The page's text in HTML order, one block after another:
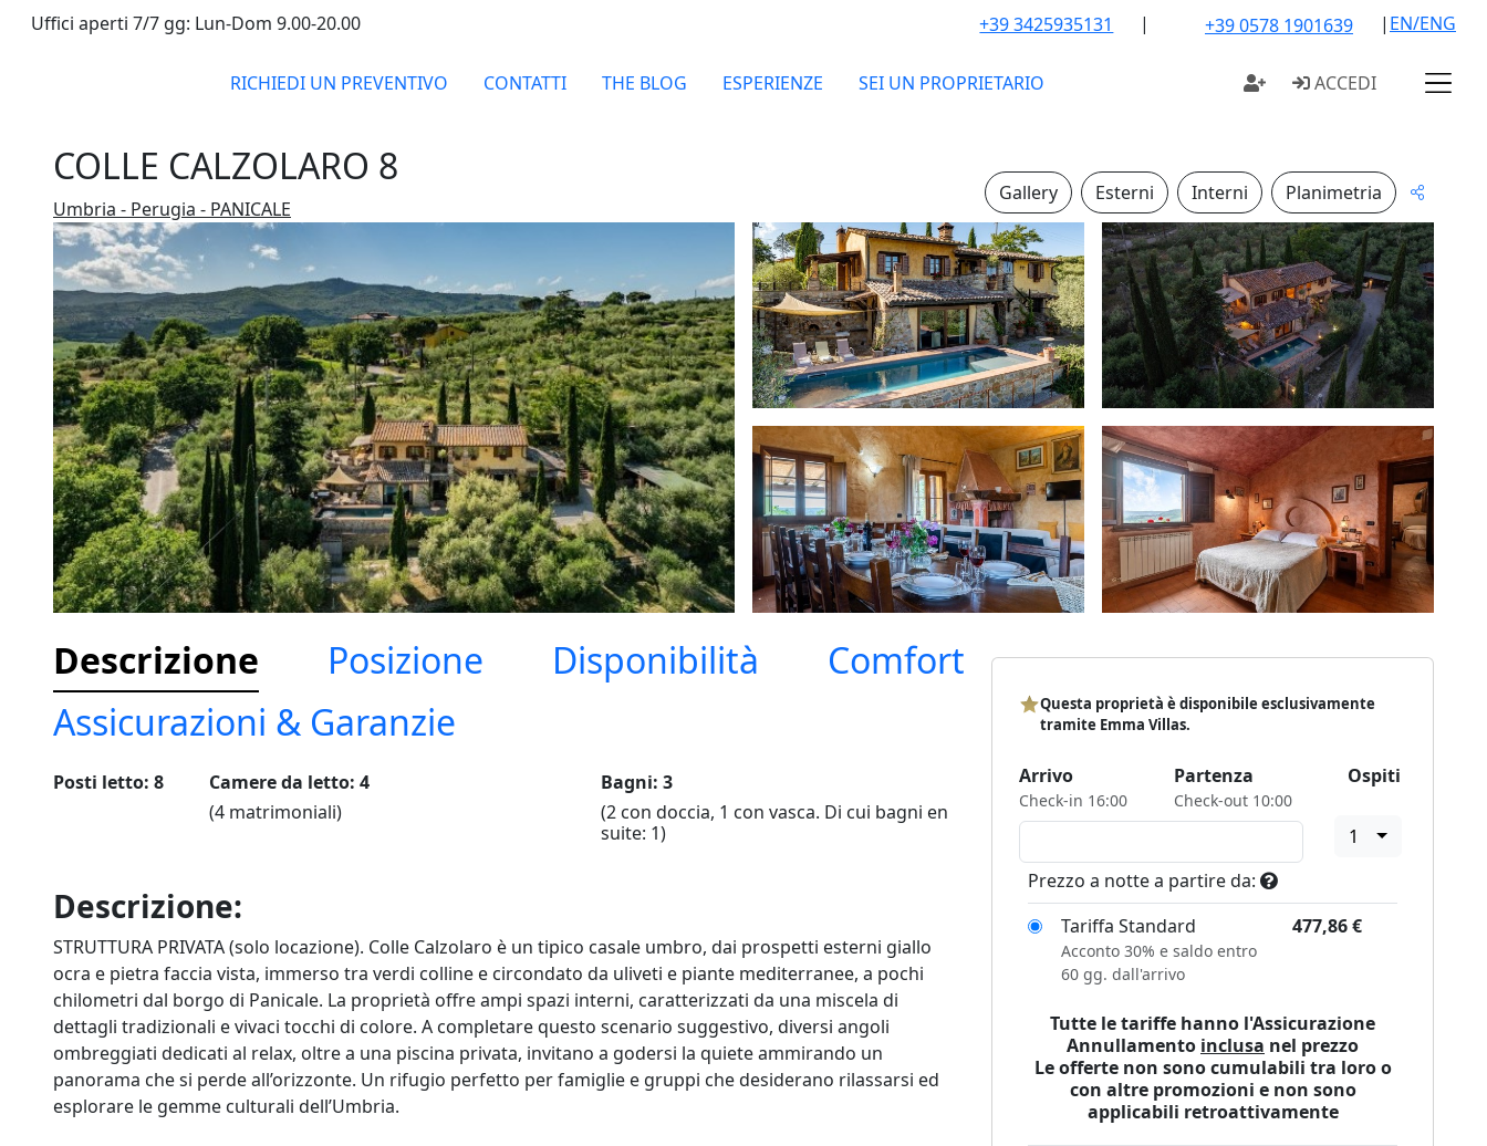
Uffici aperti 7/7 gg: Lun-Dom 9.00-20.00 +39 3425935131 | +39 0578 1901639 | EN/ENG
RICHIEDI UN PREVENTIVO CONTATTI THE BLOG ESPERIENZE SEI UN PROPRIETARIO ACCEDI
COLLE CALZOLARO 8
Umbria - Perugia - PANICALE
Gallery Esterni Interni Planimetria
Descrizione Posizione Disponibilità
Comfort
Assicurazioni & Garanzie
Posti letto: 8
Camere da letto: 4
(4 matrimoniali)
Bagni: 3
(2 con doccia, 1 con vasca. Di cui bagni en
suite: 1)
Descrizione:
STRUTTURA PRIVATA (solo locazione). Colle Calzolaro è un tipico casale umbro, dai prospetti esterni giallo
ocra e pietra faccia vista, immerso tra verdi colline e circondato da uliveti e piante mediterranee, a pochi
chilometri dal borgo di Panicale. La proprietà offre ampi spazi interni, caratterizzati da una miscela di
dettagli tradizionali e vivaci tocchi di colore. A completare questo scenario suggestivo, diversi angoli
ombreggiati dedicati al relax, oltre a una piscina privata, invitano a godersi la quiete ammirando un
panorama che si perde all’orizzonte. Un rifugio perfetto per famiglie e gruppi che desiderano rilassarsi ed
esplorare le gemme culturali dell’Umbria.
Questa proprietà è disponibile esclusivamente
tramite Emma Villas.
Arrivo
Check-in 16:00
Partenza
Check-out 10:00
Ospiti
1
Prezzo a notte a partire da:
Tariffa Standard
477,86€
Acconto 30% e saldo entro
60 gg. dall'arrivo
Tutte le tariffe hanno l'Assicurazione
Annullamento inclusa nel prezzo
Le offerte non sono cumulabili tra loro o
con altre promozioni e non sono
applicabili retroattivamente